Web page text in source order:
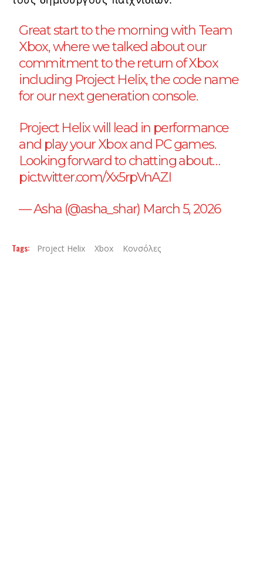
Great start to the morning with Team
Xbox, where we talked about our
commitment to the return of Xbox
including Project Helix, the code name
for our next generation console.
Project Helix will lead in performance
and play your Xbox and PC games.
Looking forward to chatting about…
pic.twitter.com/Xx5rpVnAZI
— Asha (@asha_shar) March 5, 2026
Tags: Project Helix Xbox Κονσόλες